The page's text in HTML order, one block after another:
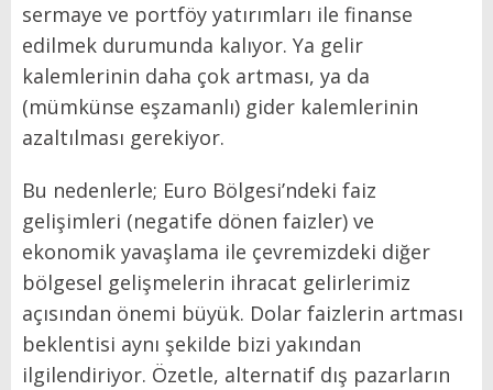
sermaye ve portföy yatırımları ile finanse
edilmek durumunda kalıyor. Ya gelir
kalemlerinin daha çok artması, ya da
(mümkünse eşzamanlı) gider kalemlerinin
azaltılması gerekiyor.
Bu nedenlerle; Euro Bölgesi’ndeki faiz
gelişimleri (negatife dönen faizler) ve
ekonomik yavaşlama ile çevremizdeki diğer
bölgesel gelişmelerin ihracat gelirlerimiz
açısından önemi büyük. Dolar faizlerin artması
beklentisi aynı şekilde bizi yakından
ilgilendiriyor. Özetle, alternatif dış pazarların